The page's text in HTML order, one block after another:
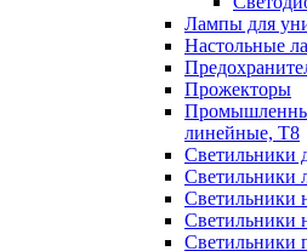
Лампы для
Настольные
Прожекторы
линейные, Т8
Светильники
Светильники
Светильники
Светильники
Светильники